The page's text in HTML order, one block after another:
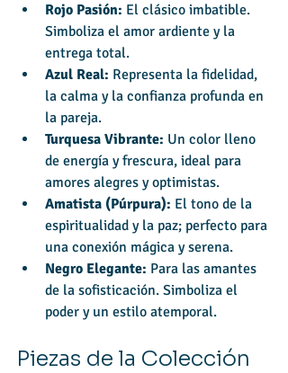
Rojo Pasión: El clásico imbatible.
Simboliza el amor ardiente y la
entrega total.
Azul Real: Representa la fidelidad,
la calma y la confianza profunda en
la pareja.
Turquesa Vibrante: Un color lleno
de energía y frescura, ideal para
amores alegres y optimistas.
Amatista (Púrpura): El tono de la
espiritualidad y la paz; perfecto para
una conexión mágica y serena.
Negro Elegante: Para las amantes
de la sofisticación. Simboliza el
poder y un estilo atemporal.
Piezas de la Colección